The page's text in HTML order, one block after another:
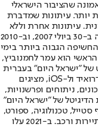
שהציבור הישראלי
יותר. עיתונות שמדברת
עיתונות אחרת וללא
תשלום. המהדורה המודפסת הראשונה פורסמה ב-30 ביולי 2007, וב-2010
הגבוה ביותר בימי
הוא עמר לחמנוביץ,
של "ישראל היום" בעברית
ובאנגלית, כמו כן היישומונים (אפליקציות) לאנדרואיד ול-iOS, מציגים
ניתוחים ופרשנויות,
הדיגיטל של "ישראל היום"
סטייל, טכנולוגיה, ספורט,
כלכלה וצרכנות, בריאות, חיילים, אוכל, יהדות, תיירות ורכב. ב-2021 עלו